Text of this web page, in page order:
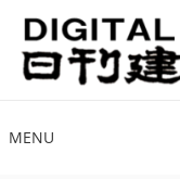
ナ
ビ
ゲ
シ
コ
ン
テ
ツ
MENU